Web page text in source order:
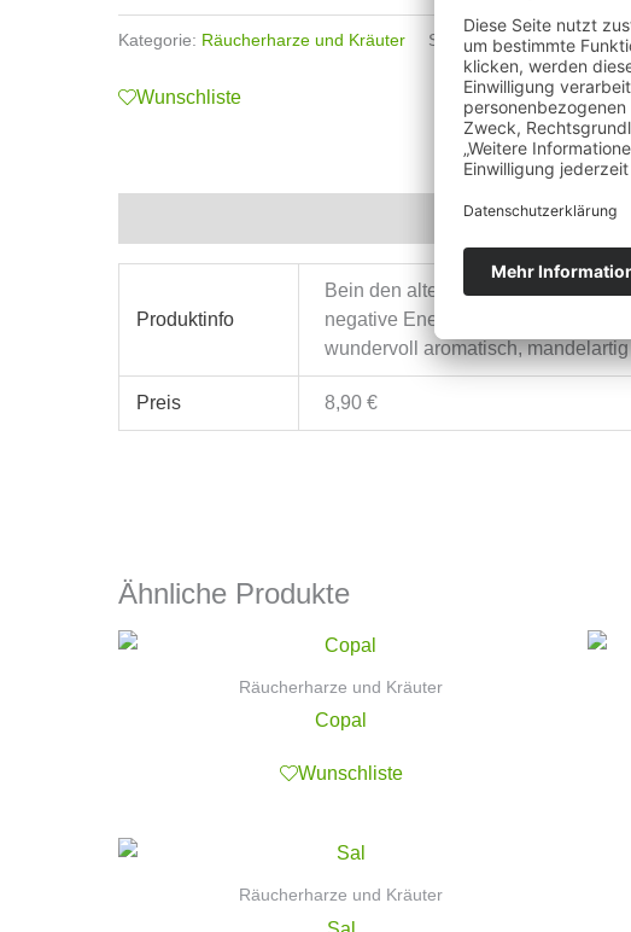
Kategorie: Räucherharze und Kräuter Schlagwörter:
Wunschliste
Produktinfo
Bein den alten Andenvölkern war
negative Energien zu vertreiben
wundervoll aromatisch,
Preis 8,90 €
Ähnliche Produkte
Räucherharze und Kräuter
Copal
Wunschliste
Räucherharze und Kräuter